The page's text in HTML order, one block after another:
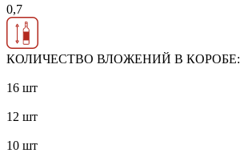
0,7
КОЛИЧЕСТВО ВЛОЖЕНИЙ В КОРОБЕ:
16 шт
12 шт
10 шт